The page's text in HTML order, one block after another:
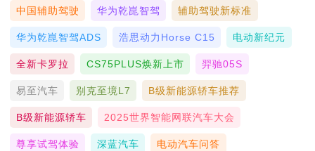
中国辅助驾驶 华为乾崑智驾 辅助驾驶新标准
华为乾崑智驾ADS 浩思动力Horse C15 电动新纪元
全新卡罗拉 CS75PLUS焕新上市 羿驰05S
易至汽车 别克至境L7 B级新能源轿车推荐
B级新能源轿车 2025世界智能网联汽车大会
尊享试驾体验 深蓝汽车 电动汽车问答